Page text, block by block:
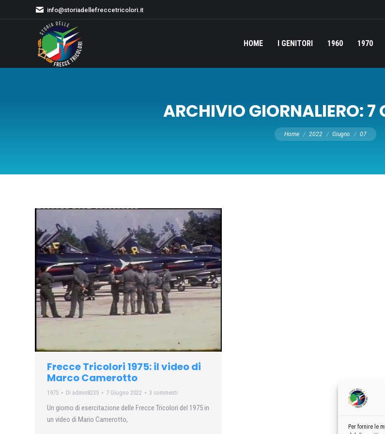
Per fornire le
info@storiadellefreccetricolori.it
HOME I GENITORI 1960 1970
ARCHIVIO GIORNALIERO:7
Tu sei qui:
Home 2022 Giugno 07
Frecce Tricolori 1975: il video di
Marco Camerotto
1975 Di admin8235 7 Giugno 2022 3 commenti
Un giorno di esercitazione delle Frecce Tricolori del 1975 in
un video di Mario Camerotto,